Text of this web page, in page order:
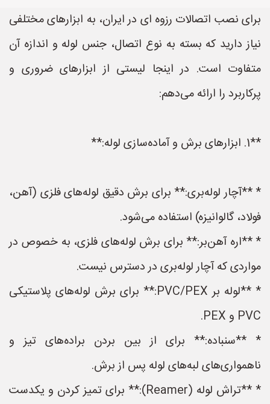
برای نصب اتصالات رزوه ای در ایران، به ابزارهای مختلفی
نیاز دارید که بسته به نوع اتصال، جنس لوله و اندازه آن
متفاوت است. در اینجا لیستی از ابزارهای ضروری و
پرکاربرد را ارائه می‌دهم:
**1. ابزارهای برش و آماده‌سازی لوله:**
* **آچار لوله‌بری:** برای برش دقیق لوله‌های فلزی (آهن،
فولاد، گالوانیزه) استفاده می‌شود.
* **اره آهن‌بر:** برای برش لوله‌های فلزی، به خصوص در
مواردی که آچار لوله‌بری در دسترس نیست.
* **لوله بر PVC/PEX:** برای برش لوله‌های پلاستیکی
PVC و PEX.
* **سنباده:** برای از بین بردن براده‌های تیز و
ناهمواری‌های لبه‌های لوله پس از برش.
* **تراش لوله (Reamer):** برای تمیز کردن و یکدست